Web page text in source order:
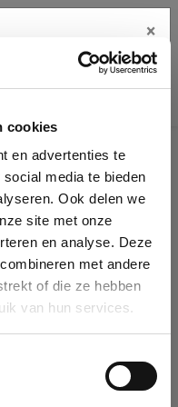
cookies
en advertenties te
media te bieden
Ook delen we
site met onze
en analyse. Deze
met andere
of die ze hebben
van hun services.
details
by name, VAT or
it will auto-complete the
database, you can create
×